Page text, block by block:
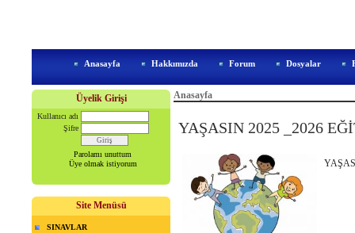
Anasayfa Hakkımızda Forum Dosyalar
Üyelik Girişi
Kullanıcı adı
Şifre
Parolamı unuttum
Üye olmak istiyorum
Site Menüsü
SINAVLAR
Anasayfa
YAŞASIN 2025 _2026